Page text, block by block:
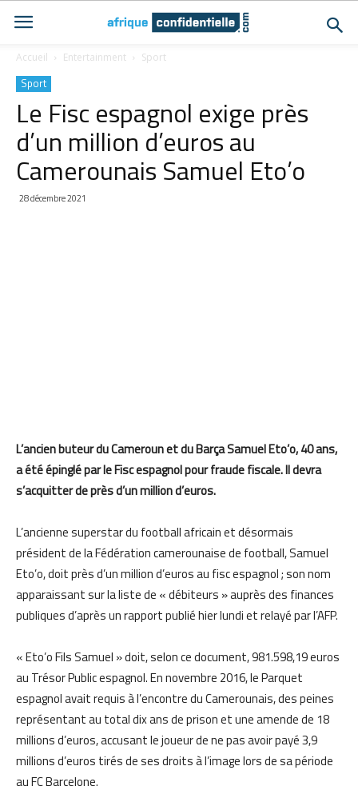
Accueil Entertainment Sport
Sport
Le Fisc espagnol exige près
d’un million d’euros au
Camerounais Samuel Eto’o
28 décembre 2021
L’ancien buteur du Cameroun et du Barça Samuel Eto’o, 40 ans,
a été épinglé par le Fisc espagnol pour fraude fiscale. Il devra
s’acquitter de près d’un million d’euros.
L’ancienne superstar du football africain et désormais
président de la Fédération camerounaise de football, Samuel
Eto’o, doit près d’un million d’euros au fisc espagnol ; son nom
apparaissant sur la liste de « débiteurs » auprès des finances
publiques d’après un rapport publié hier lundi et relayé par l’AFP.
« Eto’o Fils Samuel » doit, selon ce document, 981.598,19 euros
au Trésor Public espagnol. En novembre 2016, le Parquet
espagnol avait requis à l’encontre du Camerounais, des peines
représentant au total dix ans de prison et une amende de 18
millions d’euros, accusant le joueur de ne pas avoir payé 3,9
millions d’euros tirés de ses droits à l’image lors de sa période
au FC Barcelone.